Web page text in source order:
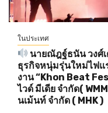
ในประเทศ
นายณัฎฐ์ธนัน วงศ์
ธุรกิจหนุ่มรุ่นใหม่ไฟแ
งาน “Khon Beat
ไวด์ มีเดีย จำกัด(
นเม้นท์ จำกัด ( MHK )